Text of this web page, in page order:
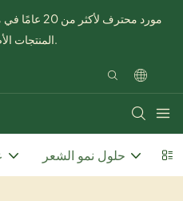
مورد محترف
المنتجات الأصلية لمنتجات العناية بالشعر والبشرة.
حلول نمو الشعر